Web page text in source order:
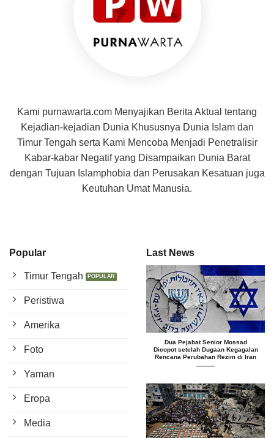
Kami purnawarta.com Menyajikan Berita Aktual tentang
Kejadian-kejadian Dunia Khususnya Dunia Islam dan
Timur Tengah serta Kami Mencoba Menjadi Penetralisir
Kabar-kabar Negatif yang Disampaikan Dunia Barat
dengan Tujuan Islamphobia dan Perusakan Kesatuan juga
Keutuhan Umat Manusia.
Popular
Timur Tengah
Peristiwa
Amerika
Foto
Yaman
Eropa
Media
Last News
Dua Pejabat Senior Mossad
Dicopot setelah Dugaan Kegagalan
Rencana Perubahan Rezim di Iran